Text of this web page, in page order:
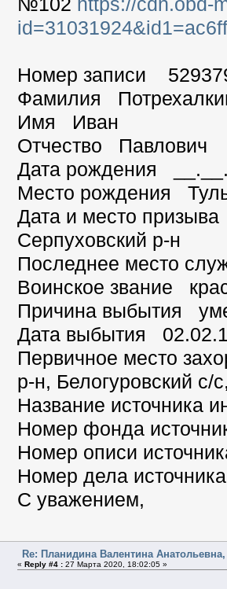
№102 https://cdn.obd-
Номер записи
Фамилия
Имя Иван
Отчество Павлович
Дата рождения
Место рождения
Дата и место
Серпуховский р-н
Последнее место
Воинское звание
Причина выбытия
Дата выбытия
Первичное место
р-н, Белогуровский с/
Название
Номер фонда
Номер описи
Номер дела
С уважением,
Re: Планидина Валентина Анатольевна,
« Reply #4 :27 Марта 2020, 18:02:05 »